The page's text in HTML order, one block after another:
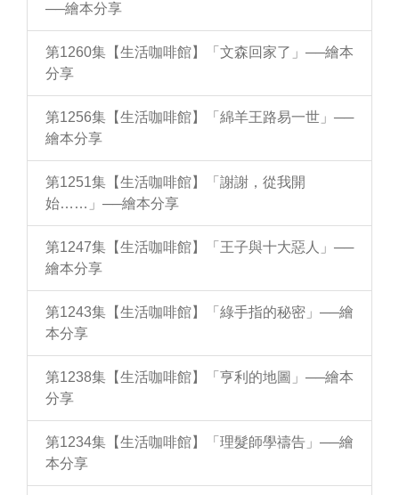
──繪本分享
第1260集【生活咖啡館】「文森回家了」──繪本
分享
第1256集【生活咖啡館】「綿羊王路易一世」──
繪本分享
第1251集【生活咖啡館】「謝謝，從我開
始……」──繪本分享
第1247集【生活咖啡館】「王子與十大惡人」──
繪本分享
第1243集【生活咖啡館】「綠手指的秘密」──繪
本分享
第1238集【生活咖啡館】「亨利的地圖」──繪本
分享
第1234集【生活咖啡館】「理髮師學禱告」──繪
本分享